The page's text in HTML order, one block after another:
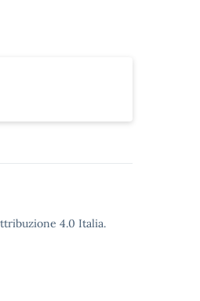
4.0 Italia.